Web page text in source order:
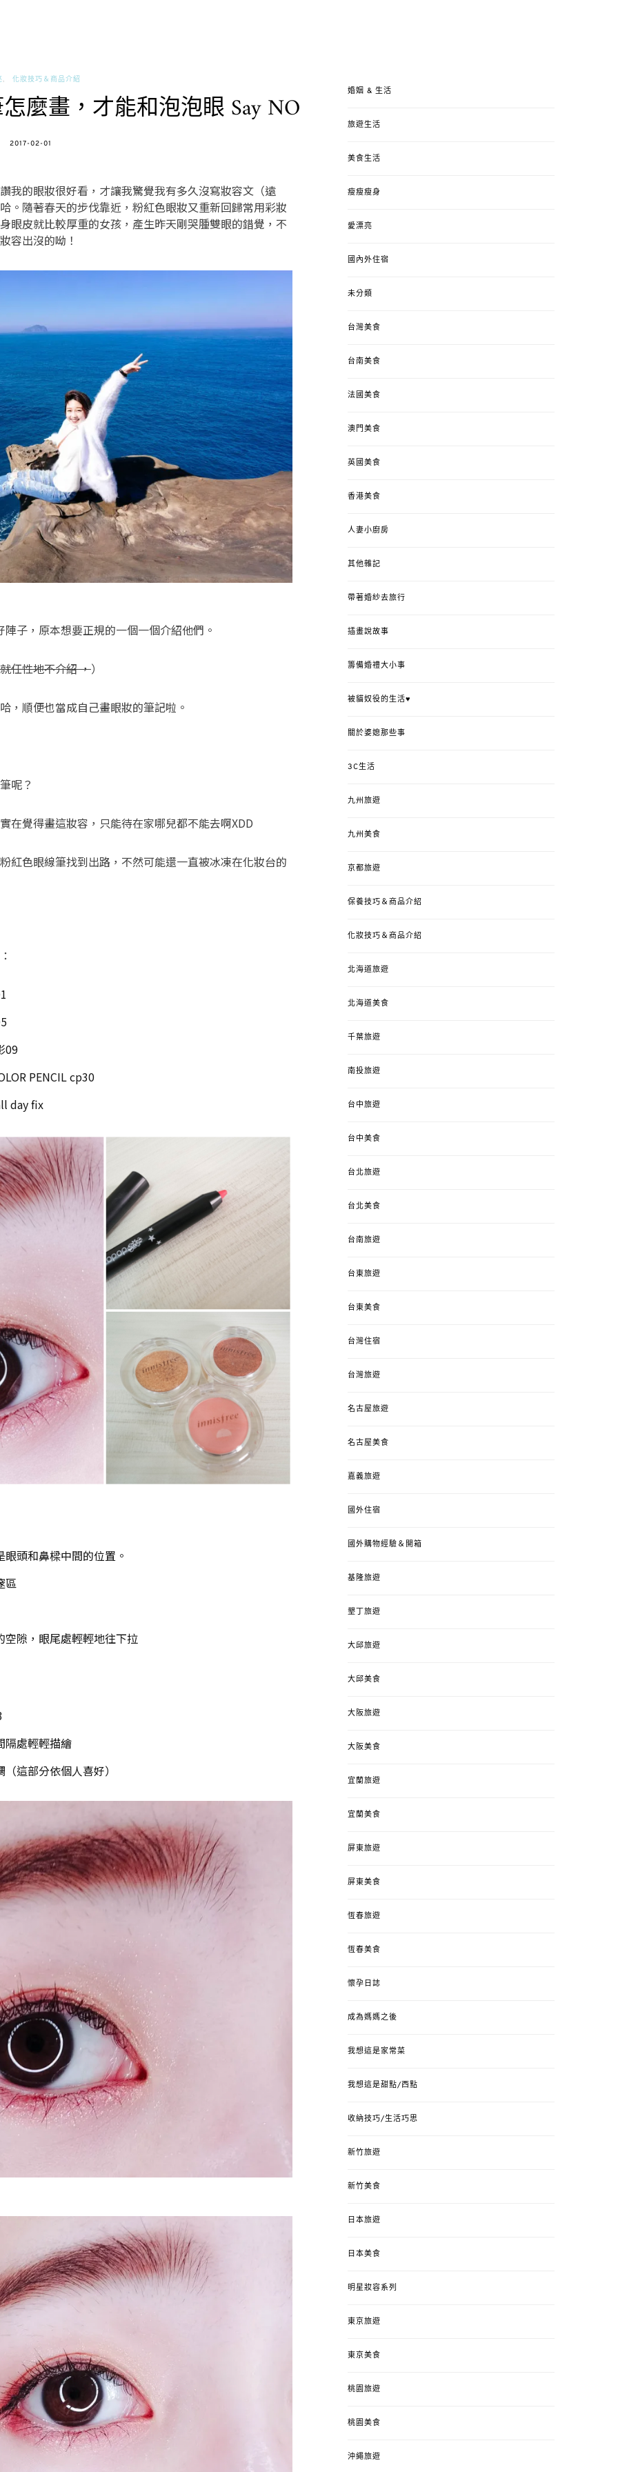
化妝技巧＆商品介紹
麼畫，才能和泡泡眼 Say NO
POSTED
2017-02-01
我的眼妝很好看，才讓我驚覺我有多久沒寫妝容文（遠
。隨著春天的步伐靠近，粉紅色眼妝又重新回歸常用彩妝
眼皮就比較厚重的女孩，產生昨天剛哭腫雙眼的錯覺，不
容出沒的呦！
子，原本想要正規的一個一個介紹他們。
任性地不介紹 ，）
，順便也當成自己畫眼妝的筆記啦。
呢？
在覺得畫這妝容，只能待在家哪兒都不能去啊XDD
紅色眼線筆找到出路，不然可能還一直被冰凍在化妝台的
09
PENCIL cp30
day fix
頭和鼻樑中間的位置。
區
隙，眼尾處輕輕地往下拉
隔處輕輕描繪
這部分依個人喜好）
婚姻 & 生活
旅遊生活
美食生活
瘦瘦瘦身
愛漂亮
國內外住宿
未分類
台灣美食
台南美食
法國美食
澳門美食
英國美食
香港美食
人妻小廚房
其他雜記
帶著婚紗去旅行
插畫說故事
籌備婚禮大小事
被貓奴役的生活♥
關於婆媳那些事
3C生活
九州旅遊
九州美食
京都旅遊
保養技巧＆商品介紹
化妝技巧＆商品介紹
北海道旅遊
北海道美食
千葉旅遊
南投旅遊
台中旅遊
台中美食
台北旅遊
台北美食
台南旅遊
台東旅遊
台東美食
台灣住宿
台灣旅遊
名古屋旅遊
名古屋美食
嘉義旅遊
國外住宿
國外購物經驗＆開箱
基隆旅遊
墾丁旅遊
大邱旅遊
大邱美食
大阪旅遊
大阪美食
宜蘭旅遊
宜蘭美食
屏東旅遊
屏東美食
恆春旅遊
恆春美食
懷孕日誌
成為媽媽之後
我想這是家常菜
我想這是甜點/西點
收納技巧/生活巧思
新竹旅遊
新竹美食
日本旅遊
日本美食
明星妝容系列
東京旅遊
東京美食
桃園旅遊
桃園美食
沖繩旅遊